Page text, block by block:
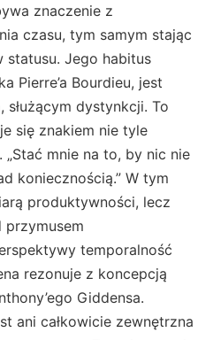
znaczenie z
czasu, tym samym stając
statusu. Jego habitus
Pierre’a Bourdieu, jest
dystynkcji. To
się znakiem nie tyle
mnie na to, by nic nie
koniecznością.” W tym
produktywności, lecz
przymusem
temporalność
rezonuje z koncepcją
Giddensa.
ani całkowicie zewnętrzna